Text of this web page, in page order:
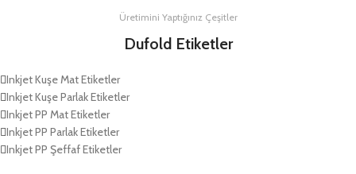
Üretimini Yaptığınız Çeşitler
Dufold Etiketler
Inkjet Kuşe Mat Etiketler
Inkjet Kuşe Parlak Etiketler
Inkjet PP Mat Etiketler
Inkjet PP Parlak Etiketler
Inkjet PP Şeffaf Etiketler